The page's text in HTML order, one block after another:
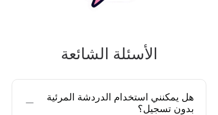
الأسئلة الشائعة
هل يمكنني استخدام الدردشة المرئية
بدون تسجيل؟